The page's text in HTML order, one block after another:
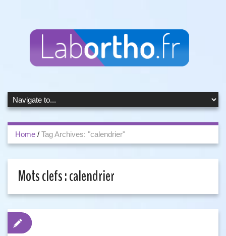
Home / Tag Archives: "calendrier"
Mots clefs :calendrier